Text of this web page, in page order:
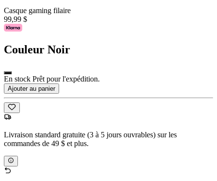
Casque gaming filaire
99,99 $
Couleur Noir
En stock Prêt pour l'expédition.
Ajouter au panier
Livraison standard gratuite (3 à 5 jours ouvrables) sur les
commandes de 49 $ et plus.